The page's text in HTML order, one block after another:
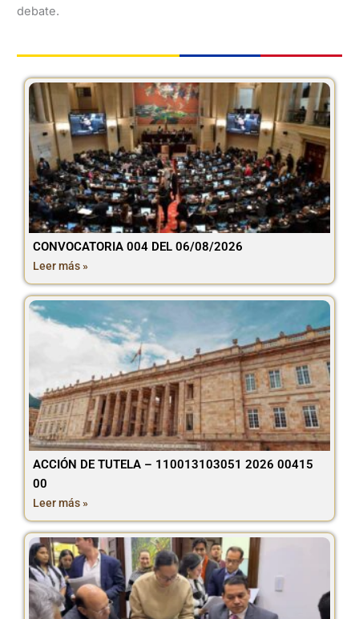
debate.
CONVOCATORIA 004 DEL 06/08/2026
Leer más »
ACCIÓN DE TUTELA – 110013103051 2026 00415
00
Leer más »